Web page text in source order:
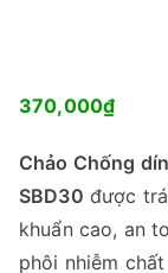
370,000₫
Chảo Chống
SBD30 được
khuẩn cao, an
phôi nhiễm